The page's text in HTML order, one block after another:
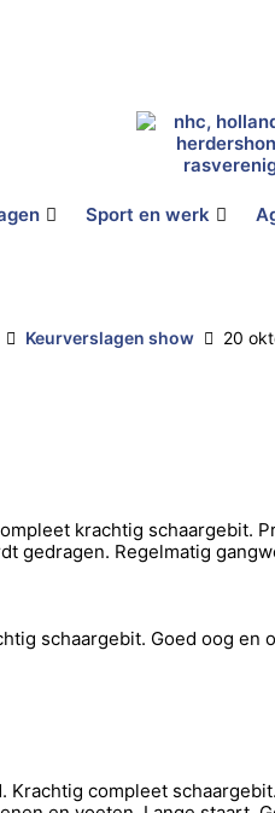
Sport en werk
Keurverslagen show 20
krachtig schaargebit.
gedragen. Regelmatig
schaargebit. Goed oog
compleet